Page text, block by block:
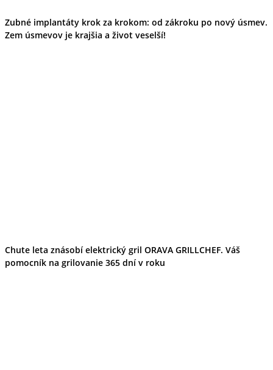
Zubné implantáty krok za krokom: od zákroku po nový úsmev.
Zem úsmevov je krajšia a život veselší!
Chute leta znásobí elektrický gril ORAVA GRILLCHEF. Váš
pomocník na grilovanie 365 dní v roku